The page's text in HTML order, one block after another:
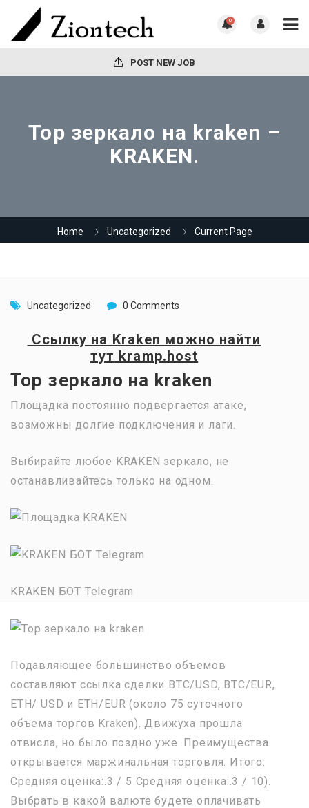
0
POST NEW JOB
Тор зеркало на kraken –
KRAKEN.
Home Uncategorized Current Page
Uncategorized 0 Comments
Ссылку на Kraken можно найти
тут kramp.host
Тор зеркало на kraken
Площадка постоянно подвергается атаке,
возможны долгие подключения и лаги.
Выбирайте любое KRAKEN зеркало, не
останавливайтесь только на одном.
KRAKEN БОТ Telegram
Подавляющее большинство объемов
составляют ссылка сделки BTC/USD, BTC/EUR,
ETH/ USD и ETH/EUR (около 75 суточного
объема торгов Kraken). Движуха прошла
отвисла, но было поздно уже. Преимущества
открывается маржинальная торговля. Итого:
Средняя оценка:.3 / 5 Средняя оценка:.3 / 10).
Выбрать в какой валюте будете оплачивать